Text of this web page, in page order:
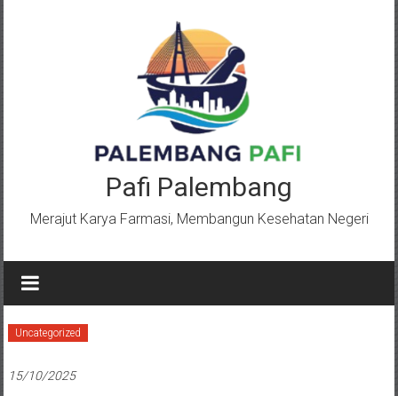
Pafi Palembang
Merajut Karya Farmasi, Membangun Kesehatan Negeri
Uncategorized
15/10/2025